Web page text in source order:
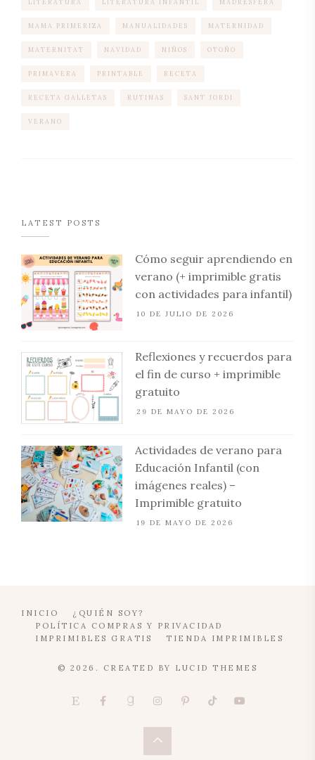
LITERATURA LITERATURA INFANTIL MADRESFERA
MAMA PRIMERIZA MANUALIDADES MATERNIDAD
MATERNITAT NAVIDAD NIÑOS OTOÑO
PRIMAVERA PRINTABLE RECETA
RECETA GALLETAS RUTINAS SANT JORDI
VERANO
LATEST POSTS
Cómo seguir aprendiendo en
verano (+ imprimible gratis
con actividades para infantil)
10 DE JULIO DE 2026
Reflexiones y recuerdos para
el fin de curso + imprimible
gratuito
29 DE MAYO DE 2026
Actividades de verano para
Educación Infantil (con
imágenes reales) –
Imprimible gratuito
19 DE MAYO DE 2026
INICIO
¿QUIÉN SOY?
POLÍTICA COMPRAS Y PRIVACIDAD
IMPRIMIBLES GRATIS
TIENDA IMPRIMIBLES
© 2026. CREATED BY LUCID THEMES